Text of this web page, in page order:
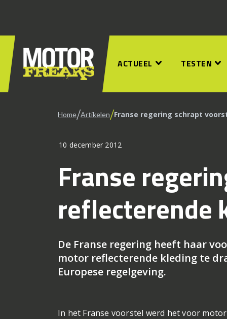
ACTUEEL TESTEN
Home/Artikelen/Franse regering schrapt
10 december 2012
Franse
reflecterende
De Franse regering heeft haar
motor reflecterende kleding te
Europese regelgeving.
In het Franse voorstel werd het voor